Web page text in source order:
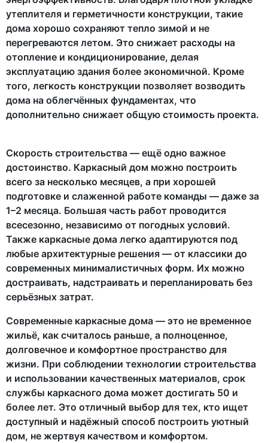
утеплителя и герметичности конструкции, такие
дома хорошо сохраняют тепло зимой и не
перегреваются летом. Это снижает расходы на
отопление и кондиционирование, делая
эксплуатацию здания более экономичной. Кроме
того, легкость конструкции позволяет возводить
дома на облегчённых фундаментах, что
дополнительно снижает общую стоимость проекта.
Скорость строительства — ещё одно важное
достоинство. Каркасный дом можно построить
всего за несколько месяцев, а при хорошей
подготовке и слаженной работе команды — даже за
1–2 месяца. Большая часть работ проводится
всесезонно, независимо от погодных условий.
Также каркасные дома легко адаптируются под
любые архитектурные решения — от классики до
современных минималистичных форм. Их можно
достраивать, надстраивать и перепланировать без
серьёзных затрат.
Современные каркасные дома — это не временное
жильё, как считалось раньше, а полноценное,
долговечное и комфортное пространство для
жизни. При соблюдении технологии строительства
и использовании качественных материалов, срок
службы каркасного дома может достигать 50 и
более лет. Это отличный выбор для тех, кто ищет
доступный и надёжный способ построить уютный
дом, не жертвуя качеством и комфортом.